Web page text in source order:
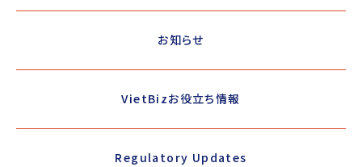
お知らせ
VietBizお役立ち情報
Regulatory Updates